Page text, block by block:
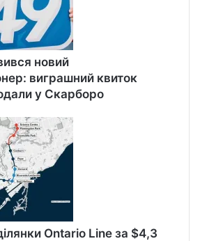
новий
виграшний квиток
у Скарборо
Ontario Line за $4,3